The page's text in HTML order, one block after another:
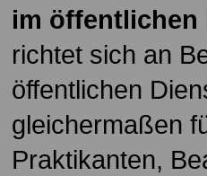
im öffentlichen
richtet sich an
öffentlichen
gleichermaßen
Praktikanten,